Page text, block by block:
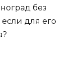
без
для его